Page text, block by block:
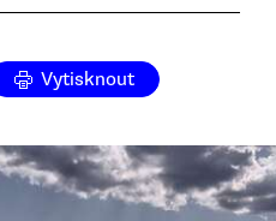
Vytisknout